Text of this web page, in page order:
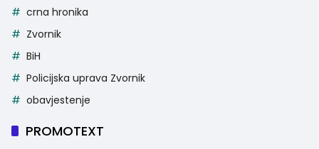
crna hronika
Zvornik
BiH
Policijska uprava Zvornik
obavjestenje
PROMOTEXT